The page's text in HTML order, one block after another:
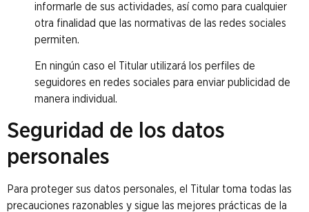
informarle de sus actividades, así como para cualquier
otra finalidad que las normativas de las redes sociales
permiten.
En ningún caso el Titular utilizará los perfiles de
seguidores en redes sociales para enviar publicidad de
manera individual.
Seguridad de los datos
personales
Para proteger sus datos personales, el Titular toma todas las
precauciones razonables y sigue las mejores prácticas de la